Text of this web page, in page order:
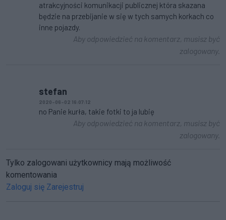
atrakcyjności komunikacji publicznej która skazana
będzie na przebijanie w się w tych samych korkach co
inne pojazdy.
Aby odpowiedzieć na komentarz, musisz być
zalogowany.
stefan
2020-06-02 16:07:12
no Panie kurła, takie fotki to ja lubię
Aby odpowiedzieć na komentarz, musisz być
zalogowany.
Tylko zalogowani użytkownicy mają możliwość
komentowania
Zaloguj się Zarejestruj